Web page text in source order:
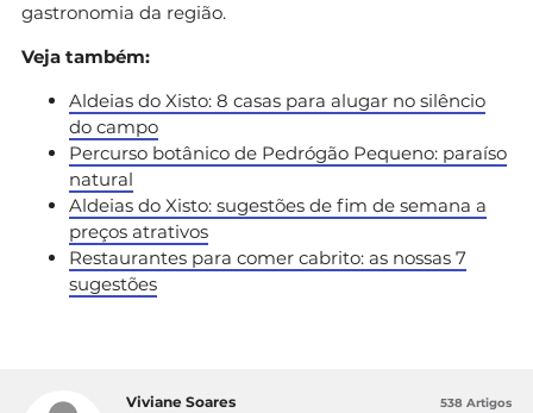
gastronomia da região.
Veja também:
Aldeias do Xisto: 8 casas para alugar no silêncio
do campo
Percurso botânico de Pedrógão Pequeno: paraíso
natural
Aldeias do Xisto: sugestões de fim de semana a
preços atrativos
Restaurantes para comer cabrito: as nossas 7
sugestões
Viviane Soares 538 Artigos